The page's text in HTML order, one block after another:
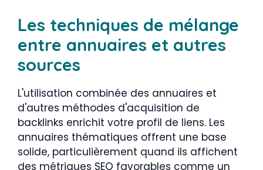
Les techniques de mélange
entre annuaires et autres
sources
L'utilisation combinée des annuaires et
d'autres méthodes d'acquisition de
backlinks enrichit votre profil de liens. Les
annuaires thématiques offrent une base
solide, particulièrement quand ils affichent
des métriques SEO favorables comme un